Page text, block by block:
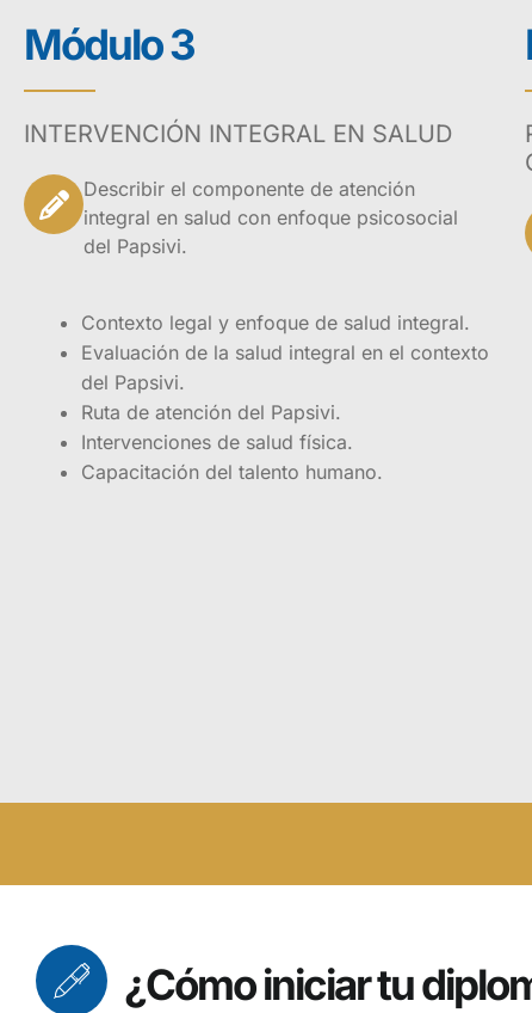
Presentación
El diplomado en
a la necesidad
complejas
experimentado
de víctimas que
Este diplomado
poblaciones
en Colombia. A
participantes con
abordar de
víctimas del
preparados para
donde se
Dirigido
Módulo 3
INTERVENCIÓN INTEGRAL EN SALUD
Describir el componente de atención
integral en salud con enfoque psicosocial
del Papsivi.
Contexto legal y enfoque de salud integral.
Evaluación de la salud integral en el contexto
del Papsivi.
Ruta de atención del Papsivi.
Intervenciones de salud física.
Capacitación del talento humano.
¿Cómo iniciar tu